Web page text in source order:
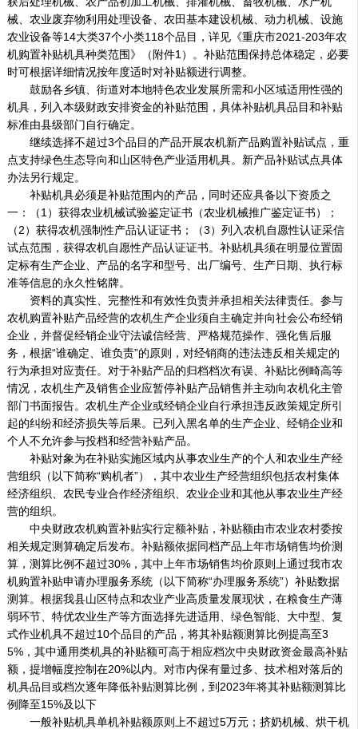
械、农业废弃物利用处理设备、农田基本建设机械、动力机械、设施
农业设备等14大类37个小类118个品目，详见《重庆市2021-203年农
机购置补贴机具种类范围》（附件1）。补贴范围保持总体稳定，必要
时可根据详细情况按年度适时对补贴额进行调整。
鼓励各乡镇、街道对本地特色农业发展所需和小区域适用性强的
机具，列入本级财政安排资金的补贴范围，具体补贴机具品目和补贴
标准由县级部门自行确定。
继续选择不超过3个品目的产品开展农机新产品购置补贴试点，重
点支持绿色生态导向和山区特色产业适用机具。新产品补贴试点具体
办法另行规定。
补贴机具必须是补贴范围内的产品，同时还应具备以下资质之
一：（1）获得农业机械试验鉴定证书（农业机械推广鉴定证书）；
（2）获得农机强制性产品认证证书；（3）列入农机自愿性认证采信
试点范围，获得农机自愿性产品认证证书。补贴机具须在明显位置固
定标有生产企业、产品的名字和型号、出厂编号、生产日期、执行标
准等信息的永久性铭牌。
资料的真实性、完整性和有效性负责并承担相关法律责任。参与
农机购置补贴产品经营的农机生产企业须自主确定并向社会公布经销
企业，并督促经销企业守法诚信经营、严格规范操作、强化售后服
务，根据“谁确定、谁负责”的原则，对经销商的违法违反相关规定的
行为承担对应责任。对于补贴产品的归档档次有误、补贴比例畸高等
情况，农机生产及销售企业应暂停补贴产品销售并主动向农机化主管
部门书面报告。农机生产企业或经销企业自行承担违反政策规定所引
起的纠纷和经济损失等后果。已列入黑名单的生产企业、经销企业和
个人不允许参与投档和经营补贴产品。
补贴对象为在补贴实施区域内从事农业生产的个人和农业生产经
营组织（以下简称“购机者”），其中农业生产经营组织包括农村集体
经济组织、农民专业合作经济组织、农业企业和其他从事农业生产经
营的组织。
中央财政农机购置补贴实行定额补贴，补贴额由市农业农村委按
相关规定测算确定后发布。补贴额依据同档产品上年市场销售均价测
算，测算比例不超过30%，其中上年市场销售均价原则上通过我市农
机购置补贴申请办理服务系统（以下简称“办理服务系统”）补贴数据
测算。根据我县山区特点和农业产业高质量发展现状，在粮食生产薄
弱环节、特优农业生产等方面选择先进适用、绿色智能、大中型、复
式作业机具不超过10个品目的产品，将其补贴额测算比例提高至3
5%，其中通用类机具的补贴额可高于相应档次中央财政资金最高补贴
额，提增幅度控制在20%以内。对市内保有量过多、技术相对落后的
机具品目或档次逐年降低补贴测算比例，到2023年将其补贴额测算比
例降至15%及以下
一般补贴机具单机补贴额原则上不超过5万元；挤奶机械、烘干机